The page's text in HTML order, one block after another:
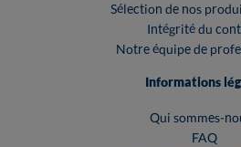
Sélection de nos
Intégrité du
Notre équipe de
Informations
Qui sommes-
FAQ